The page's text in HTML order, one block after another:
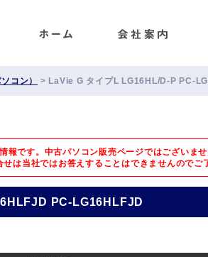
コン） > LaVie G タイプL LG16HL/D-P PC-
報です。中古パソコン販売ページではございま
せは当社ではお答えすることはできませんのでご
PC-LG16HLFJD